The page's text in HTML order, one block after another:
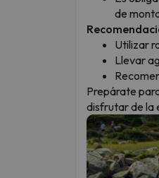
de
Utilizar
Llevar
Prepárate
disfrutar de la